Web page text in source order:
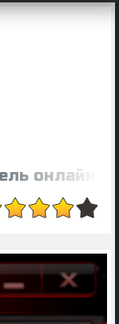
онлайн